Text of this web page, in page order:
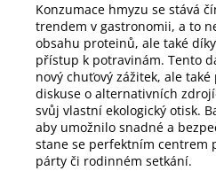
Konzumace hmyzu se stává
trendem v gastronomii, a to
obsahu proteinů, ale také
přístup k potravinám. Tento
nový chuťový zážitek, ale
diskuse o alternativních
svůj vlastní ekologický otisk.
aby umožnilo snadné a
stane se perfektním centrem
párty či rodinném setkání.